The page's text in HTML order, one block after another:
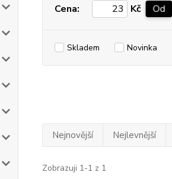
Cena: Kč Od
Skladem Novinka
Nejnovější Nejlevnější
Zobrazuji 1-1 z 1